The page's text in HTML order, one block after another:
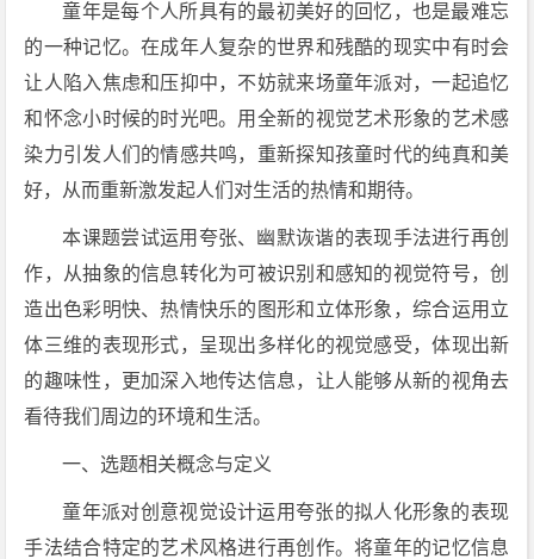
童年是每个人所具有的最初美好的回忆，也是最难忘
的一种记忆。在成年人复杂的世界和残酷的现实中有时会
让人陷入焦虑和压抑中，不妨就来场童年派对，一起追忆
和怀念小时候的时光吧。用全新的视觉艺术形象的艺术感
染力引发人们的情感共鸣，重新探知孩童时代的纯真和美
好，从而重新激发起人们对生活的热情和期待。
本课题尝试运用夸张、幽默诙谐的表现手法进行再创
作，从抽象的信息转化为可被识别和感知的视觉符号，创
造出色彩明快、热情快乐的图形和立体形象，综合运用立
体三维的表现形式，呈现出多样化的视觉感受，体现出新
的趣味性，更加深入地传达信息，让人能够从新的视角去
看待我们周边的环境和生活。
一、选题相关概念与定义
童年派对创意视觉设计运用夸张的拟人化形象的表现
手法结合特定的艺术风格进行再创作。将童年的记忆信息